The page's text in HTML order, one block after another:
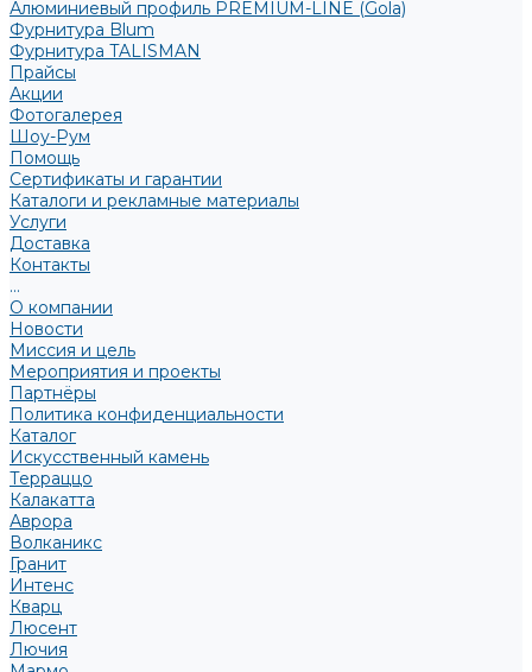
Алюминиевый профиль PREMIUM-LINE (Gola)
Фурнитура Blum
Фурнитура TALISMAN
Прайсы
Акции
Фотогалерея
Шоу-Рум
Помощь
Сертификаты и гарантии
Каталоги и рекламные материалы
Услуги
Доставка
Контакты
...
О компании
Новости
Миссия и цель
Мероприятия и проекты
Партнёры
Политика конфиденциальности
Каталог
Искусственный камень
Терраццо
Калакатта
Аврора
Волканикс
Гранит
Интенс
Кварц
Люсент
Лючия